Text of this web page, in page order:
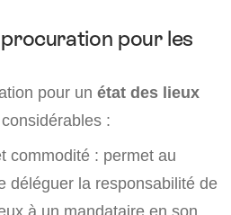
procuration pour les
pour un état des lieux
considérables :
commodité : permet au
déléguer la responsabilité de